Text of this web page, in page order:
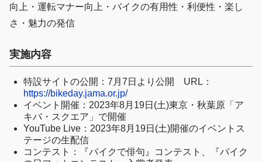
向上・運転マナー向上・バイクの有用性・利便性・楽し
さ・魅力の発信
実施内容
特設サイトの公開：7月7日より公開 URL：
https://bikeday.jama.or.jp/
イベント開催：2023年8月19日(土)東京・秋葉原「ア
キバ・スクエア」で開催
YouTube Live：2023年8月19日(土)開催のイベントス
テージの生配信
コンテスト：『バイクで俳句』コンテスト、『バイク